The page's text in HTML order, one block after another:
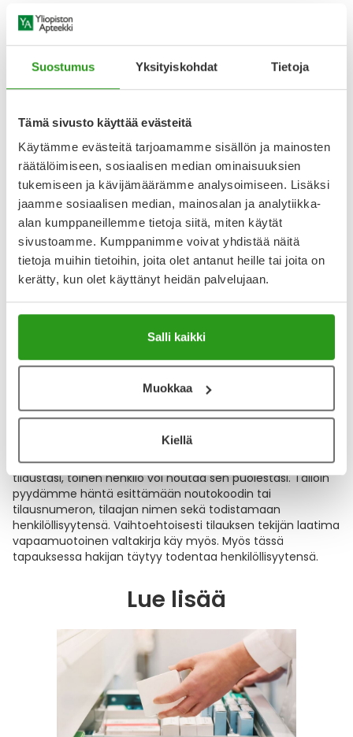
Suostumus Yksityiskohdat Tietoja
Tämä sivusto käyttää evästeitä
Käytämme evästeitä tarjoamamme sisällön ja mainosten
räätälöimiseen, sosiaalisen median ominaisuuksien
tukemiseen ja kävijämäärämme analysoimiseen. Lisäksi
jaamme sosiaalisen median, mainosalan ja analytiikka-
alan kumppaneillemme tietoja siitä, miten käytät
sivustoamme. Kumppanimme voivat yhdistää näitä
tietoja muihin tietoihin, joita olet antanut heille tai joita on
kerätty, kun olet käyttänyt heidän palvelujaan.
Salli kaikki
Muokkaa
Kiellä
palvelussaja
verkkoapteekkiin ya.fi ja tehnyt vahvan tunnistautumisen
pankkitunnuksillasi tai mobiilivarmenteellasi.
4. Alaikäisen puolesta asiointi apteekissa
Voit asioida apteekissa alaikäisen lapsesi puolesta
esittämällä hänenKela-korttinsataipotilasohjeensa
Lapsen puolesta asiointi onnistuu myös esittämällä oma
henkilöllisyystodistuksesi tai ajokorttisi, ja kertomalla lapsesi
henkilötunnus. Huoltajuussuhde tarkistetaan luvallasi
suomi.fi-valtuutuspalvelusta.
5. Nouda verkkotilaus toisen puolesta
Voit myös noutaa läheisesi verkkoapteekkitilauksen
Yliopiston Apteekista hänen puolestaan. Läheisesi voi tehdä
itse tilauksen verkkoapteekista ya.fi omilla
ja antaa sinulle tekstiviestillä
paketin apteekkimme noutoautomaatista. Tällöin pelkkä
noutokoodi riittää tilauksen noutamiseen.
Joskus noutoautomaatit voivat olla täynnä, jolloin saat
pyydetään esittämään noutokoodi tai
henkilöllisyystodistuksesi. Jos et pääse itse noutamaan
tilaustasi, toinen henkilö voi noutaa sen puolestasi. Tällöin
pyydämme häntä esittämään noutokoodin tai
tilausnumeron, tilaajan nimen sekä todistamaan
henkilöllisyytensä. Vaihtoehtoisesti tilauksen tekijän laatima
vapaamuotoinen valtakirja käy myös. Myös tässä
tapauksessa hakijan täytyy todentaa henkilöllisyytensä.
Lue lisää